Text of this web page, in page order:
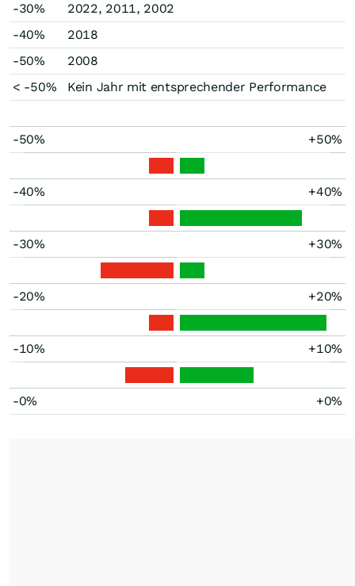
-30%
2022, 2011, 2002
-40%
2018
-50%
2008
< -50%
Kein Jahr mit entsprechender Performance
-50% +50%
-40% +40%
-30% +30%
-20% +20%
-10% +10%
-0% +0%